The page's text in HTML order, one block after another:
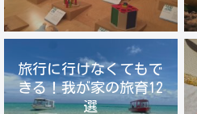
旅行に行けなくてもで
きる！我が家の旅育12
選